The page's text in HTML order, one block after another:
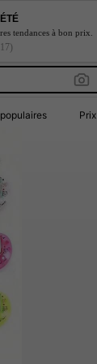
tendances à bon prix.
Prix